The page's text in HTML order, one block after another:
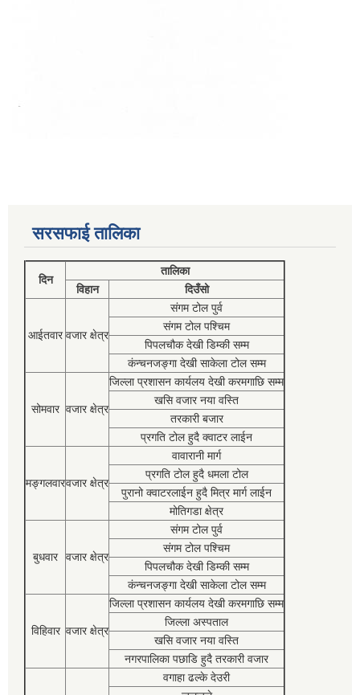
सरसफाई तालिका
दिन
तालिका
विहान
दिउँसो
आईतवार वजार क्षेत्र
संगम टोल पुर्व
संगम टोल पश्चिम
पिपलचौक देखी डिम्की सम्म
कंन्चनजङ्गा देखी साकेला टोल सम्म
सोमवार वजार क्षेत्र
जिल्ला प्रशासन कार्यलय देखी करमगाछि सम्म
खसि वजार नया वस्ति
तरकारी बजार
प्रगति टोल हुदै क्वाटर लाईन
मङ्गलवारवजार क्षेत्र
वावारानी मार्ग
प्रगति टोल हुदै धमला टोल
पुरानो क्वाटरलाईन हुदै मित्र मार्ग लाईन
मोतिगडा क्षेत्र
बुधवार वजार क्षेत्र
संगम टोल पुर्व
संगम टोल पश्चिम
पिपलचौक देखी डिम्की सम्म
कंन्चनजङ्गा देखी साकेला टोल सम्म
विहिवार वजार क्षेत्र
जिल्ला प्रशासन कार्यलय देखी करमगाछि सम्म
जिल्ला अस्पताल
खसि वजार नया वस्ति
नगरपालिका पछाडि हुदै तरकारी वजार
वगाहा ढल्के देउरी